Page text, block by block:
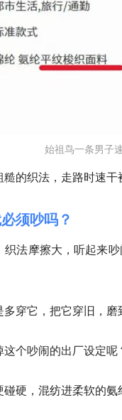
始祖鸟一条男子
的织法，走路时速干
须吵吗？
织法摩擦大，听起来
穿它，把它穿旧，
个吵闹的出厂设定呢
硬，混纺进柔软的氨